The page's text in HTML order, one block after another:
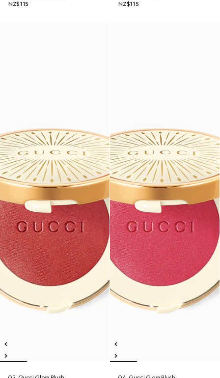
NZ$115
NZ$115